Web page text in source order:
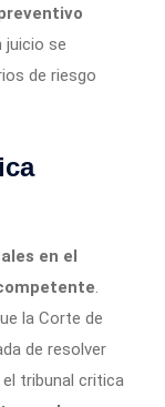
juicio se
de riesgo
en el
.
la Corte de
de resolver
tribunal critica